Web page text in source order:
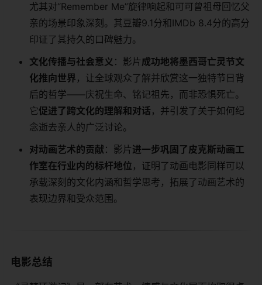
尤其对“Remember Me”旋律响起和可可曾祖母回忆父
亲的场景印象深刻。其豆瓣9.1分和IMDb 8.4分的高分
印证了其持久的口碑魅力。
​文化传播与社会意义​ ​：影片​​成功地将墨西哥亡灵节文
化推向世界​ ​，让全球观众了解并欣赏这一独特节日背
后的哲学——庆祝生命、铭记祖先，而非恐惧死亡。
它​​促进了跨文化的理解和对话​ ​，并引发了关于如何纪
念逝去亲人的广泛讨论。
​对动画艺术的贡献​ ​：影片​​进一步巩固了皮克斯动画工
作室在行业内的标杆地位​ ​，证明了动画电影同样可以
承载深刻的文化内涵和哲学思考，拓展了动画艺术的
表现边界和受众范围。
电影总结